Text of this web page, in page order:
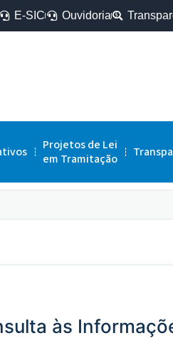
E-SIC Ouvidoria
Projetos de Lei
em Tramitação
às